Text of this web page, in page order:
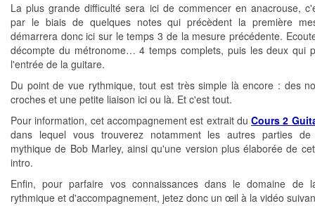
La plus grande difficulté sera ici de commencer en anacrouse,
par le biais de quelques notes qui précèdent la première
démarrera donc ici sur le temps 3 de la mesure précédente.
décompte du métronome… 4 temps complets, puis les deux qui
l'entrée de la guitare.
Du point de vue rythmique, tout est très simple là encore : des
croches et une petite liaison ici ou là. Et c'est tout.
Pour information, cet accompagnement est extrait duCours 2
dans lequel vous trouverez notamment les autres parties
mythique de Bob Marley, ainsi qu'une version plus élaborée de
intro.
Enfin, pour parfaire vos connaissances dans le domaine de
rythmique et d'accompagnement, jetez donc un œil à la vidéo